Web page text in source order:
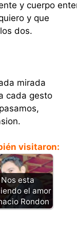
y cuerpo
y que
dos.
mirada
cada gesto
visitaron:
Nos esta
el amor
Rondon